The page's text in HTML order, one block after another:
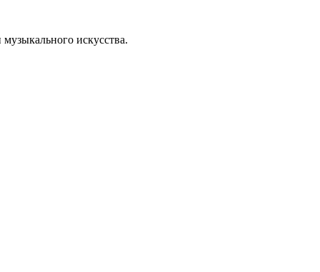
музыкального искусства.